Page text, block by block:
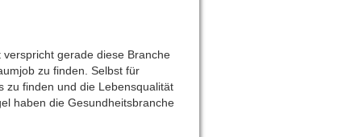
gerade diese Branche
zu finden. Selbst für
zu finden und die Lebensqualität
haben die Gesundheitsbranche